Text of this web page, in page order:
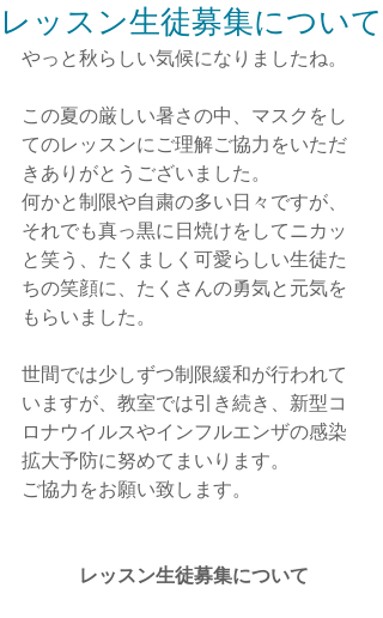
レッスン生徒募集について
やっと秋らしい気候になりましたね。
この夏の厳しい暑さの中、マスクをし
てのレッスンにご理解ご協力をいただ
きありがとうございました。
何かと制限や自粛の多い日々ですが、
それでも真っ黒に日焼けをしてニカッ
と笑う、たくましく可愛らしい生徒た
ちの笑顔に、たくさんの勇気と元気を
もらいました。
世間では少しずつ制限緩和が行われて
いますが、教室では引き続き、新型コ
ロナウイルスやインフルエンザの感染
拡大予防に努めてまいります。
ご協力をお願い致します。
レッスン生徒募集について